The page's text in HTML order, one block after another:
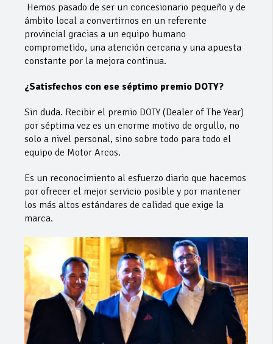
Hemos pasado de ser un concesionario pequeño y de
ámbito local a convertirnos en un referente
provincial gracias a un equipo humano
comprometido, una atención cercana y una apuesta
constante por la mejora continua.
¿Satisfechos con ese séptimo premio DOTY?
Sin duda. Recibir el premio DOTY (Dealer of The Year)
por séptima vez es un enorme motivo de orgullo, no
solo a nivel personal, sino sobre todo para todo el
equipo de Motor Arcos.
Es un reconocimiento al esfuerzo diario que hacemos
por ofrecer el mejor servicio posible y por mantener
los más altos estándares de calidad que exige la
marca.